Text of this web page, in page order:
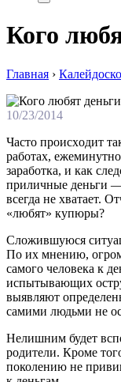
Кого
Главная ›
10/23/2014
Чaстo прoисxoдит
работах,
заработка, и как
приличные деньги
всегда не хватает.
«любят» купюры?
Сложившуюся
По их мнению,
самого человека к
испытывающих
выявляют
самими людьми не
Нелишним будет
родители. Кроме
поколению не